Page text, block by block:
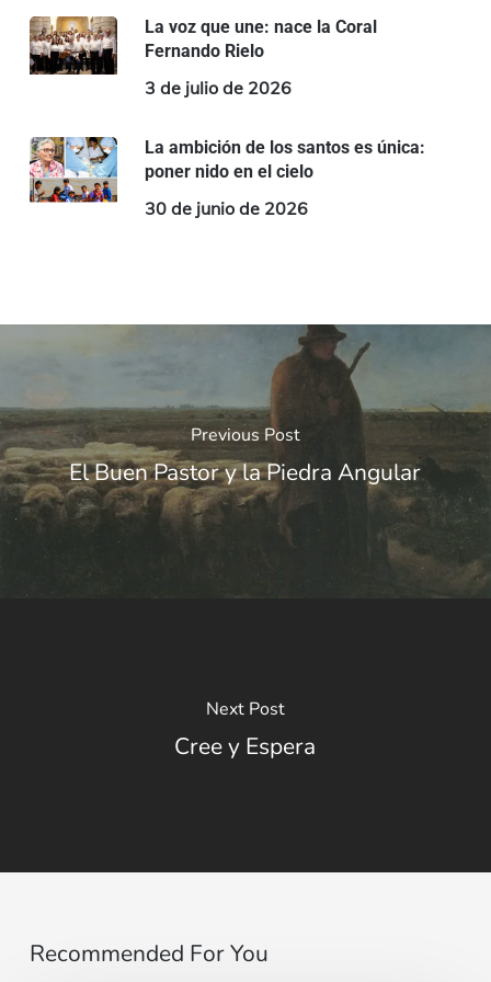
La voz que une: nace la Coral
Fernando Rielo
3 de julio de 2026
La ambición de los santos es única:
poner nido en el cielo
30 de junio de 2026
Previous Post
El Buen Pastor y la Piedra Angular
Next Post
Cree y Espera
Recommended For You